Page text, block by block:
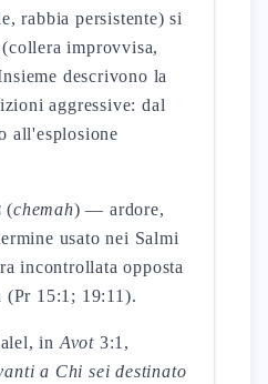
rabbia persistente) si
(collera improvvisa,
descrivono la
aggressive: dal
all'esplosione
(chemah) — ardore,
usato nei Salmi
incontrollata opposta
(Pr 15:1; 19:11).
in Avot 3:1,
a Chi sei destinato